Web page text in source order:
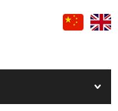
» 其他消防配件
»